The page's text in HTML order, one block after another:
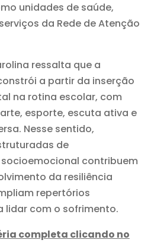
unidades de saúde,
da Rede de Atenção
ressalta que a
a partir da inserção
na rotina escolar, com
esporte, escuta ativa e
Nesse sentido,
de
contribuem
da resiliência
repertórios
lidar com o sofrimento.
completa clicando no